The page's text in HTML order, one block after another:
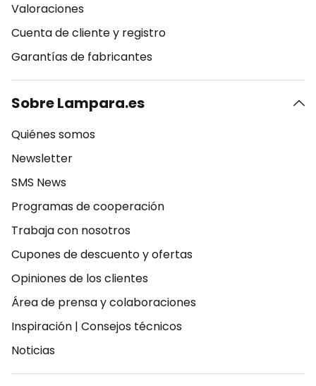
Valoraciones
Cuenta de cliente y registro
Garantías de fabricantes
Sobre Lampara.es
Quiénes somos
Newsletter
SMS News
Programas de cooperación
Trabaja con nosotros
Cupones de descuento y ofertas
Opiniones de los clientes
Área de prensa y colaboraciones
Inspiración | Consejos técnicos
Noticias